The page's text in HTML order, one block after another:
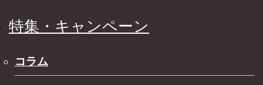
特集・キャンペーン
コラム